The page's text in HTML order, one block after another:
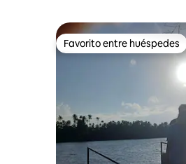
Favorito entre huéspedes
Favorito entre huéspedes